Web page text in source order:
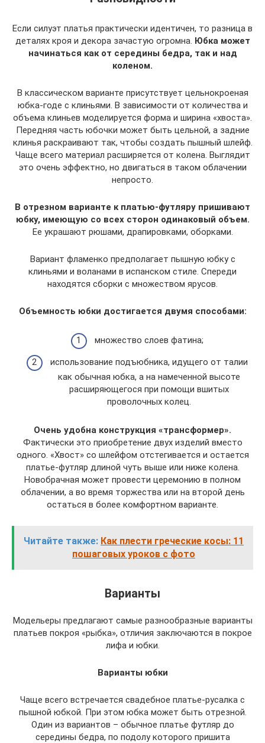
Если силуэт платья практически идентичен, то разница в
деталях кроя и декора зачастую огромна. Юбка может
начинаться как от середины бедра, так и над
коленом.
В классическом варианте присутствует цельнокроеная
юбка-годе с клиньями. В зависимости от количества и
объема клиньев моделируется форма и ширина «хвоста».
Передняя часть юбочки может быть цельной, а задние
клинья раскраивают так, чтобы создать пышный шлейф.
Чаще всего материал расширяется от колена. Выглядит
это очень эффектно, но двигаться в таком облачении
непросто.
В отрезном варианте к платью-футляру пришивают
юбку, имеющую со всех сторон одинаковый объем.
Ее украшают рюшами, драпировками, оборками.
Вариант фламенко предполагает пышную юбку с
клиньями и воланами в испанском стиле. Спереди
находятся сборки с множеством ярусов.
Объемность юбки достигается двумя способами:
множество слоев фатина;
использование подъюбника, идущего от талии
как обычная юбка, а на намеченной высоте
расширяющегося при помощи вшитых
проволочных колец.
Очень удобна конструкция «трансформер».
Фактически это приобретение двух изделий вместо
одного. «Хвост» со шлейфом отстегивается и остается
платье-футляр длиной чуть выше или ниже колена.
Новобрачная может провести церемонию в полном
облачении, а во время торжества или на второй день
остаться в более комфортном варианте.
Читайте также: Как плести греческие косы: 11
пошаговых уроков с фото
Варианты
Модельеры предлагают самые разнообразные варианты
платьев покроя «рыбка», отличия заключаются в покрое
лифа и юбки.
Варианты юбки
Чаще всего встречается свадебное платье-русалка с
пышной юбкой. При этом юбка может быть отрезной.
Один из вариантов – обычное платье футляр до
середины бедра, по подолу которого пришита